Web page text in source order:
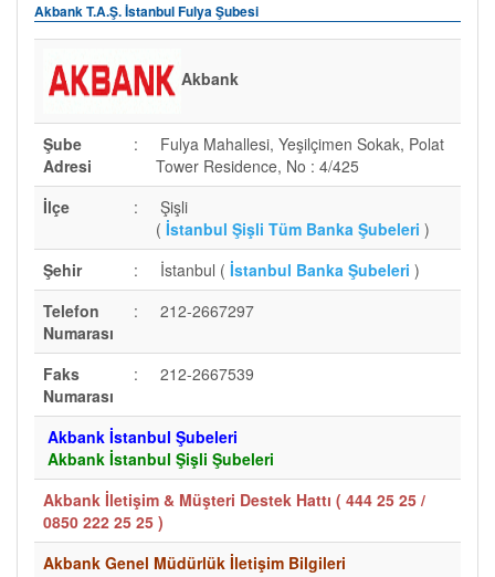
Akbank T.A.Ş. İstanbul Fulya Şubesi
Akbank
Şube
Adresi
:
Fulya Mahallesi, Yeşilçimen Sokak, Polat
Tower Residence, No : 4/425
İlçe
:
Şişli
( İstanbul Şişli Tüm Banka Şubeleri )
Şehir
: İstanbul ( İstanbul Banka Şubeleri )
Telefon
Numarası
: 212-2667297
Faks
Numarası
: 212-2667539
Akbank İstanbul Şubeleri
Akbank İstanbul Şişli Şubeleri
Akbank İletişim & Müşteri Destek Hattı ( 444 25 25 /
0850 222 25 25 )
Akbank Genel Müdürlük İletişim Bilgileri